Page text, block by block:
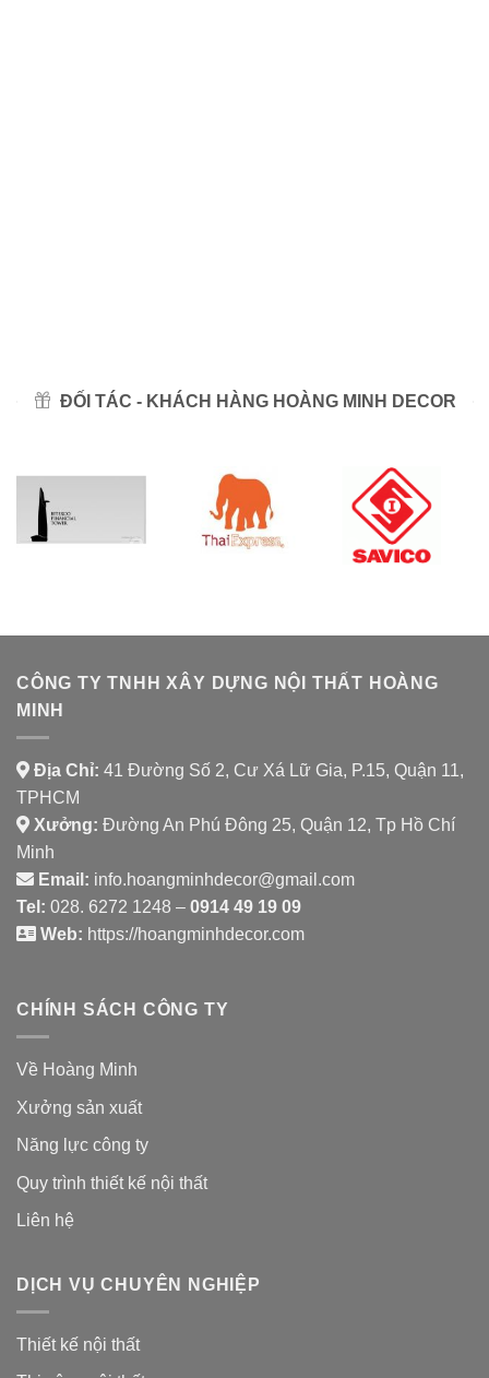
ĐỐI TÁC - KHÁCH HÀNG HOÀNG MINH DECOR
CÔNG TY TNHH XÂY DỰNG NỘI THẤT HOÀNG
MINH
Địa Chỉ: 41 Đường Số 2, Cư Xá Lữ Gia, P.15, Quận 11,
TPHCM
Xưởng: Đường An Phú Đông 25, Quận 12, Tp Hồ Chí
Minh
Email: info.hoangminhdecor@gmail.com
Tel: 028. 6272 1248 – 0914 49 19 09
Web: https://hoangminhdecor.com
CHÍNH SÁCH CÔNG TY
Về Hoàng Minh
Xưởng sản xuất
Năng lực công ty
Quy trình thiết kế nội thất
Liên hệ
DỊCH VỤ CHUYÊN NGHIỆP
Thiết kế nội thất